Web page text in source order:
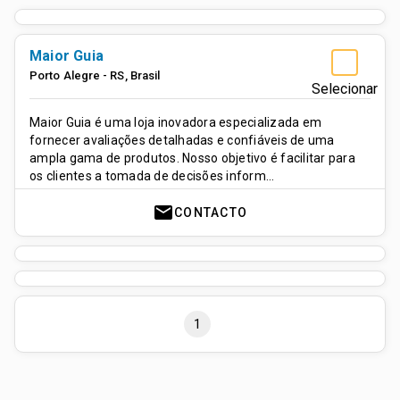
Selecionar
Maior Guia
Porto Alegre - RS Brasil
Maior Guia é uma loja inovadora especializada em
fornecer avaliações detalhadas e confiáveis de uma
ampla gama de produtos. Nosso objetivo é facilitar para
os clientes a tomada de decisões inform…
mailCONTACTO
1